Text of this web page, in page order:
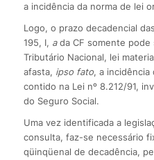
a incidência da norma de lei
Logo, o prazo decadencial
195, I, ada CF somente pode
Tributário Nacional, lei
afasta, ipso fato, a incidência
contido na Lei nº 8.212/91,
do Seguro Social.
Uma vez identificada a
consulta, faz-se necessário
qüinqüenal de decadência,